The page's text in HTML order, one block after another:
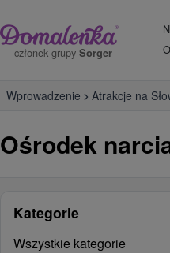
członek grupy Sorger
Wprowadzenie Atrakcje na
Ośrodek
Kategorie
Wszystkie kategorie